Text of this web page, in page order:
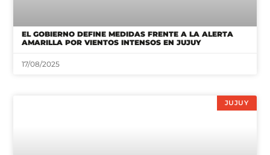
EL GOBIERNO DEFINE MEDIDAS FRENTE A LA ALERTA
AMARILLA POR VIENTOS INTENSOS EN JUJUY
17/08/2025
JUJUY